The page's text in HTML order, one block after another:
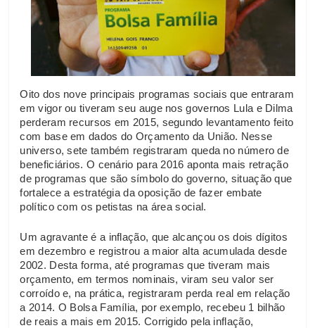
Oito dos nove principais programas sociais que entraram
em vigor ou tiveram seu auge nos governos Lula e Dilma
perderam recursos em 2015, segundo levantamento feito
com base em dados do Orçamento da União. Nesse
universo, sete também registraram queda no número de
beneficiários. O cenário para 2016 aponta mais retração
de programas que são símbolo do governo, situação que
fortalece a estratégia da oposição de fazer embate
político com os petistas na área social.
Um agravante é a inflação, que alcançou os dois dígitos
em dezembro e registrou a maior alta acumulada desde
2002. Desta forma, até programas que tiveram mais
orçamento, em termos nominais, viram seu valor ser
corroído e, na prática, registraram perda real em relação
a 2014. O Bolsa Família, por exemplo, recebeu 1 bilhão
de reais a mais em 2015. Corrigido pela inflação,